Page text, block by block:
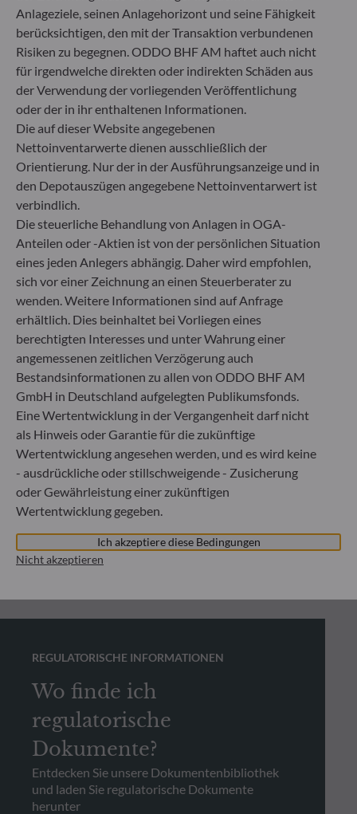
MEHR ERFAHREN
MARKTANALYSE
17.07.2026
3 minuten
Im Schatten des KI-Booms: Die
Entstehung neuer Investmentchancen
PRODUKTE
17.07.2026
attraktiv
REGULATORISCHE INFORMATIONEN
Wo finde ich
regulatorische
Dokumente?
Entdecken Sie unsere Dokumentenbibliothek
und laden Sie regulatorische Dokumente
herunter
Anlageziele, seinen Anlagehorizont und seine Fähigkeit
berücksichtigen, den mit der Transaktion verbundenen
Risiken zu begegnen. ODDO BHF AM haftet auch nicht
für irgendwelche direkten oder indirekten Schäden aus
der Verwendung der vorliegenden Veröffentlichung
oder der in ihr enthaltenen Informationen.
Die auf dieser Website angegebenen
Nettoinventarwerte dienen ausschließlich der
Orientierung. Nur der in der Ausführungsanzeige und in
den Depotauszügen angegebene Nettoinventarwert ist
verbindlich.
Die steuerliche Behandlung von Anlagen in OGA-
Anteilen oder -Aktien ist von der persönlichen Situation
eines jeden Anlegers abhängig. Daher wird empfohlen,
sich vor einer Zeichnung an einen Steuerberater zu
wenden. Weitere Informationen sind auf Anfrage
erhältlich. Dies beinhaltet bei Vorliegen eines
berechtigten Interesses und unter Wahrung einer
angemessenen zeitlichen Verzögerung auch
Bestandsinformationen zu allen von ODDO BHF AM
GmbH in Deutschland aufgelegten Publikumsfonds.
Eine Wertentwicklung in der Vergangenheit darf nicht
als Hinweis oder Garantie für die zukünftige
Wertentwicklung angesehen werden, und es wird keine
- ausdrückliche oder stillschweigende - Zusicherung
oder Gewährleistung einer zukünftigen
Wertentwicklung gegeben.
Ich akzeptiere diese Bedingungen
Nicht akzeptieren